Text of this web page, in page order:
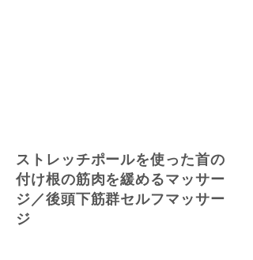
ストレッチポールを使った首の
付け根の筋肉を緩めるマッサー
ジ／後頭下筋群セルフマッサー
ジ